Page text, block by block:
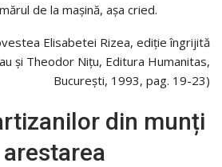
de la maşină, aşa cried.
Elisabetei Rizea, ediție îngrijită
și Theodor Nițu, Editura Humanitas,
București, 1993, pag. 19-23)
din munți